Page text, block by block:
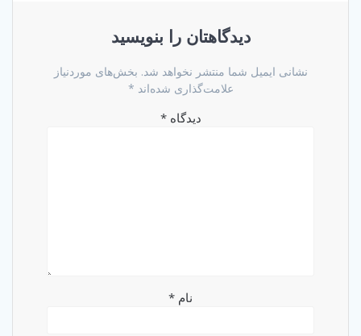
دیدگاهتان را بنویسید
نشانی ایمیل شما منتشر نخواهد شد. بخش‌های موردنیاز
علامت‌گذاری شده‌اند *
دیدگاه*
نام *